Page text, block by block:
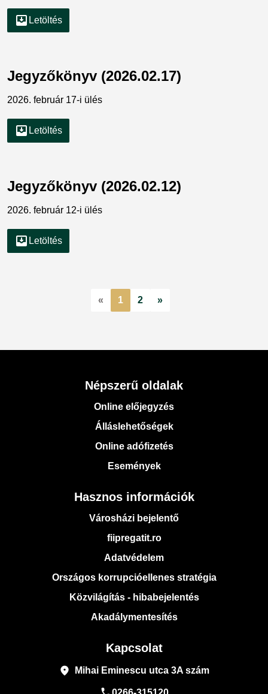
move_to_inbox Letöltés
Jegyzőkönyv (2026.02.17)
2026. február 17-i ülés
move_to_inbox Letöltés
Jegyzőkönyv (2026.02.12)
2026. február 12-i ülés
move_to_inbox Letöltés
« 1 2 »
Népszerű oldalak
Online előjegyzés
Álláslehetőségek
Online adófizetés
Események
Hasznos információk
Városházi bejelentő
fiipregatit.ro
Adatvédelem
Országos korrupcióellenes stratégia
Közvilágítás - hibabejelentés
Akadálymentesítés
Kapcsolat
place Mihai Eminescu utca 3A szám